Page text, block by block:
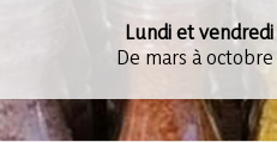
Lundi et vendredi
De mars à octobre